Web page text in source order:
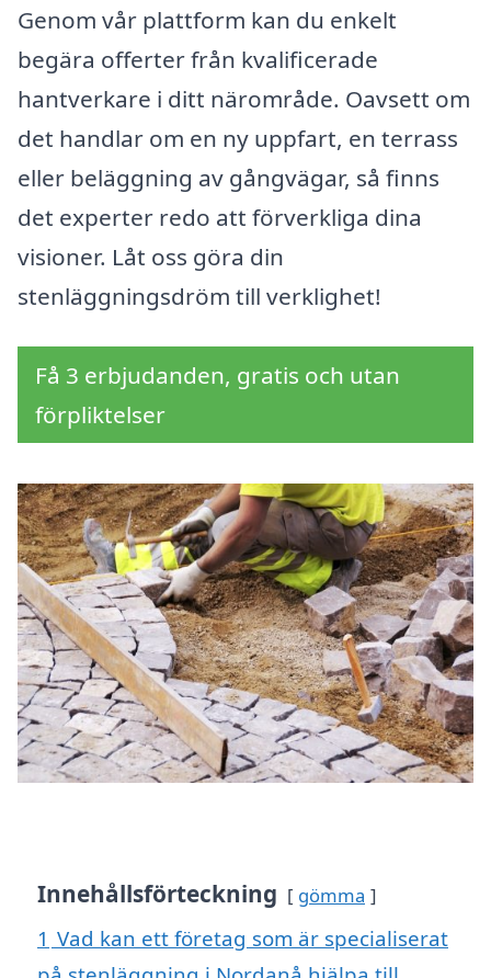
Genom vår plattform kan du enkelt
begära offerter från kvalificerade
hantverkare i ditt närområde. Oavsett om
det handlar om en ny uppfart, en terrass
eller beläggning av gångvägar, så finns
det experter redo att förverkliga dina
visioner. Låt oss göra din
stenläggningsdröm till verklighet!
Få 3 erbjudanden, gratis och utan
förpliktelser
Innehållsförteckning gömma
1 Vad kan ett företag som är specialiserat